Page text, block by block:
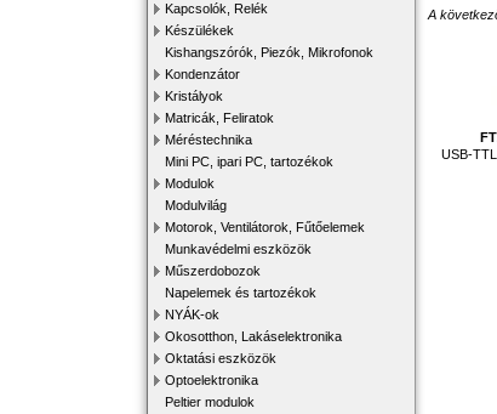
Kapcsolók, Relék
Készülékek
Kishangszórók, Piezók, Mikrofonok
Kondenzátor
Kristályok
Matricák, Feliratok
Méréstechnika
Mini PC, ipari PC, tartozékok
Modulok
Modulvilág
Motorok, Ventilátorok, Fűtőelemek
Munkavédelmi eszközök
Műszerdobozok
Napelemek és tartozékok
NYÁK-ok
Okosotthon, Lakáselektronika
Oktatási eszközök
Optoelektronika
Peltier modulok
A
USB-